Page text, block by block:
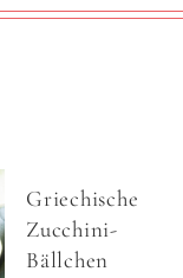
Griechische
Zucchini-
Bällchen